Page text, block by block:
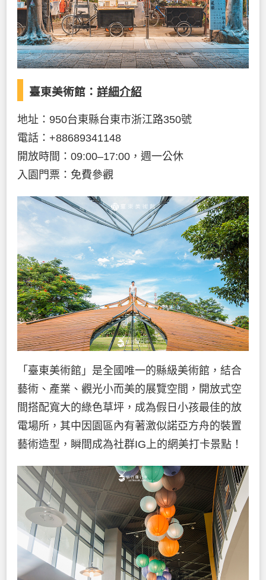
臺東美術館： 詳細介紹
地址：950台東縣台東市浙江路350號
電話：+88689341148
開放時間：09:00–17:00，週一公休
入園門票：免費參觀
「臺東美術館」是全國唯一的縣級美術館，結合
藝術、產業、觀光小而美的展覽空間，開放式空
間搭配寬大的綠色草坪，成為假日小孩最佳的放
電場所，其中因園區內有著激似諾亞方舟的裝置
藝術造型，瞬間成為社群IG上的網美打卡景點！